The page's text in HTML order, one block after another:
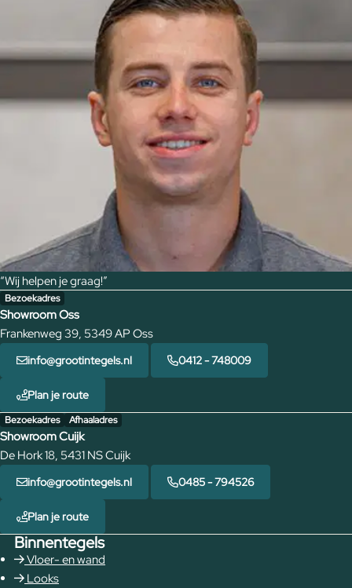
“Wij helpen je graag!”
Bezoekadres
Showroom Oss
Frankenweg 39, 5349 AP Oss
info@grootintegels.nl 0412 - 748009
Plan je route
Bezoekadres Afhaaladres
Showroom Cuijk
De Hork 18, 5431 NS Cuijk
info@grootintegels.nl 0485 - 794526
Plan je route
Binnentegels
Vloer- en wand
Looks